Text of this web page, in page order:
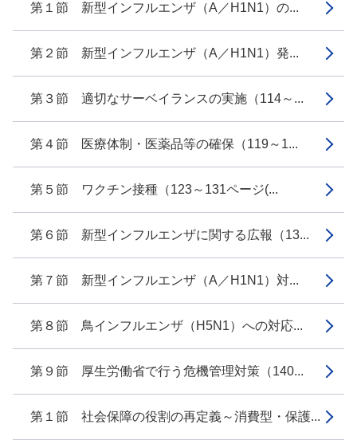
第１節 新型インフルエンザ（A／H1N1）の...
第２節 新型インフルエンザ（A／H1N1）発...
第３節 適切なサーベイランスの実施（114～...
第４節 医療体制・医薬品等の確保（119～1...
第５節 ワクチン接種（123～131ページ(...
第６節 新型インフルエンザに関する広報（13...
第７節 新型インフルエンザ（A／H1N1）対...
第８節 鳥インフルエンザ（H5N1）への対応...
第９節 厚生労働省で行う危機管理対策（140...
第１節 社会保障の役割の再定義～消費型・保護...